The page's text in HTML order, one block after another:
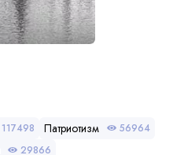
117498 Патриотизм 56964
29866